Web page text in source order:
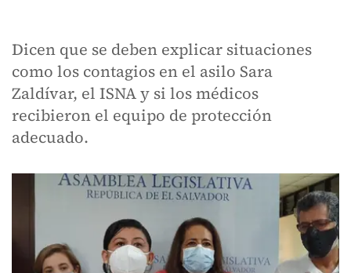
Dicen que se deben explicar situaciones
como los contagios en el asilo Sara
Zaldívar, el ISNA y si los médicos
recibieron el equipo de protección
adecuado.